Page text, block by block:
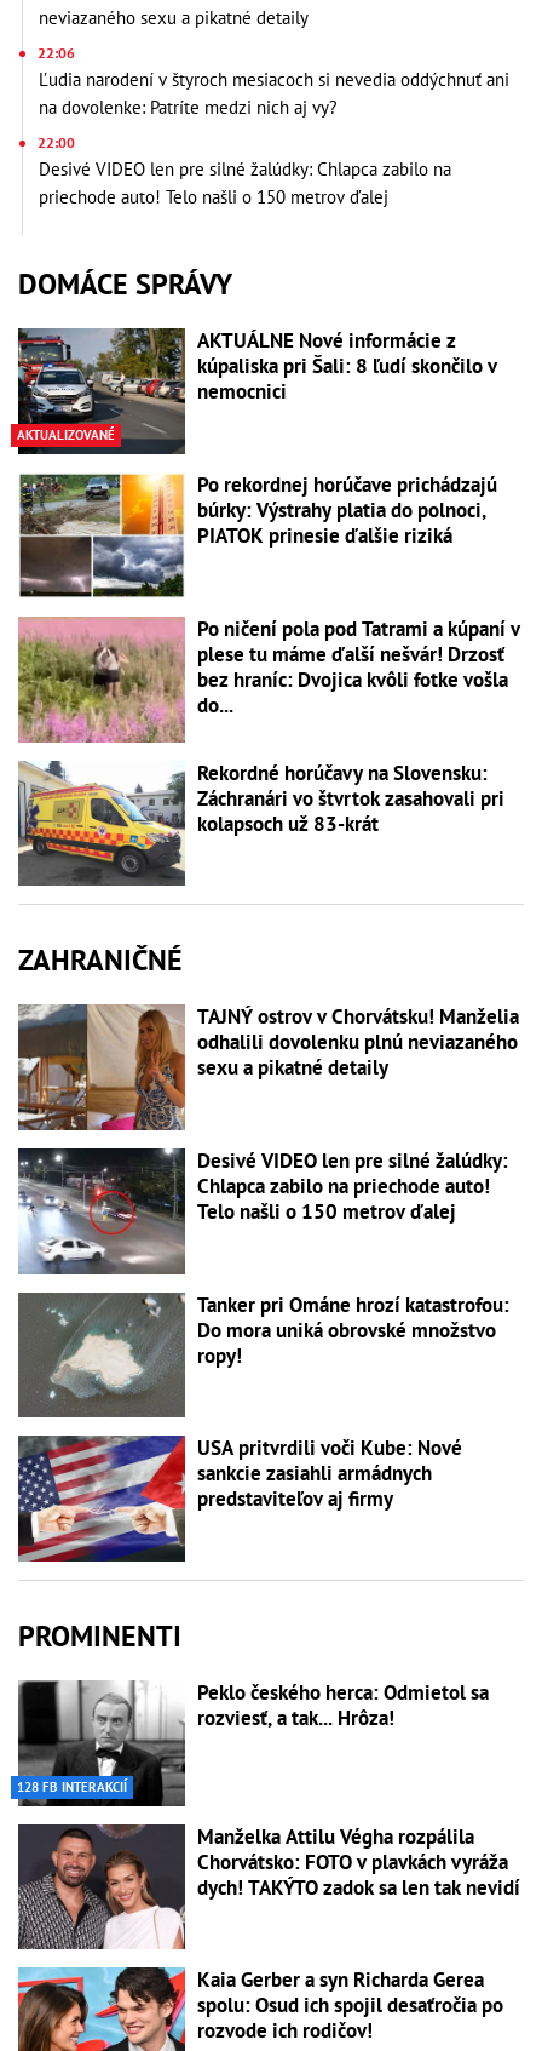
neviazaného sexu a pikatné detaily
22:06
Ľudia narodení v štyroch mesiacoch si nevedia oddýchnuť ani
na dovolenke: Patríte medzi nich aj vy?
22:00
Desivé VIDEO len pre silné žalúdky: Chlapca zabilo na
priechode auto! Telo našli o 150 metrov ďalej
DOMÁCE SPRÁVY
AKTUALIZOVANÉ
AKTUÁLNE Nové informácie z
kúpaliska pri Šali: 8 ľudí skončilo v
nemocnici
Po rekordnej horúčave prichádzajú
búrky: Výstrahy platia do polnoci,
PIATOK prinesie ďalšie riziká
Po ničení pola pod Tatrami a kúpaní v
plese tu máme ďalší nešvár! Drzosť
bez hraníc: Dvojica kvôli fotke vošla
do...
Rekordné horúčavy na Slovensku:
Záchranári vo štvrtok zasahovali pri
kolapsoch už 83-krát
ZAHRANIČNÉ
TAJNÝ ostrov v Chorvátsku! Manželia
odhalili dovolenku plnú neviazaného
sexu a pikatné detaily
Desivé VIDEO len pre silné žalúdky:
Chlapca zabilo na priechode auto!
Telo našli o 150 metrov ďalej
Tanker pri Ománe hrozí katastrofou:
Do mora uniká obrovské množstvo
ropy!
USA pritvrdili voči Kube: Nové
sankcie zasiahli armádnych
predstaviteľov aj firmy
PROMINENTI
128 FB INTERAKCIÍ
Peklo českého herca: Odmietol sa
rozviesť, a tak... Hrôza!
Manželka Attilu Végha rozpálila
Chorvátsko: FOTO v plavkách vyráža
dych! TAKÝTO zadok sa len tak nevidí
Kaia Gerber a syn Richarda Gerea
spolu: Osud ich spojil desaťročia po
rozvode ich rodičov!